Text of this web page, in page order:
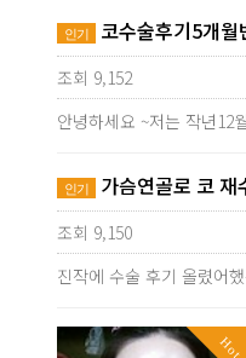
인기 코수술후기5개월
조회 9,152
안녕하세요 ~저는 작년12
인기 가슴연골로 코
조회 9,150
진작에 수술 후기 올렸어
Hot